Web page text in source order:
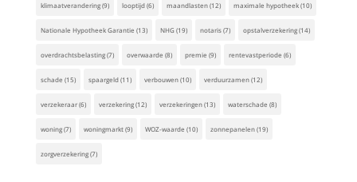
klimaatverandering(9) looptijd(6) maandlasten(12) maximale hypotheek(10)
Nationale Hypotheek Garantie (13) NHG(19) notaris(7) opstalverzekering(14)
overdrachtsbelasting(7) overwaarde (8) premie (9) rentevastperiode (6)
schade (15) spaargeld(11) verbouwen(10) verduurzamen(12)
verzekeraar(6) verzekering(12) verzekeringen(13) waterschade (8)
woning(7) woningmarkt(9) WOZ-waarde (10) zonnepanelen(19)
zorgverzekering(7)